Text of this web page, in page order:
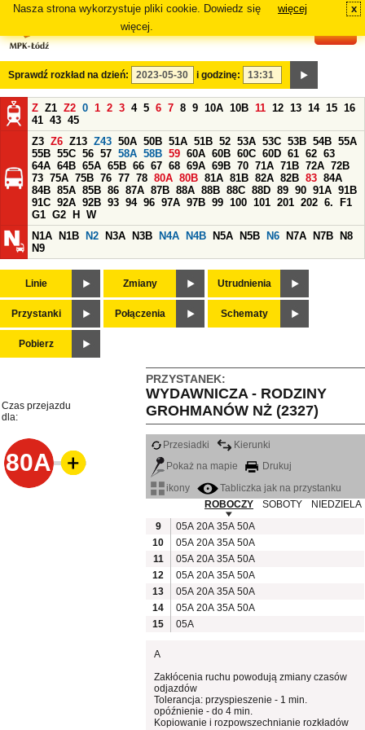
Nasza strona wykorzystuje pliki cookie. Dowiedz się
więcej.
więcej x
Sprawdź rozkład na dzień: i godzinę:
Z Z1 Z2 0 1 2 3 4 5 6 7 8 9 10A 10B 11 12 13 14 15 16
41 43 45
Z3 Z6 Z13 Z43 50A 50B 51A 51B 52 53A 53C 53B 54B 55A
55B 55C 56 57 58A 58B 59 60A 60B 60C 60D 61 62 63
64A 64B 65A 65B 66 67 68 69A 69B 70 71A 71B 72A 72B
73 75A 75B 76 77 78 80A 80B 81A 81B 82A 82B 83 84A
84B 85A 85B 86 87A 87B 88A 88B 88C 88D 89 90 91A 91B
91C 92A 92B 93 94 96 97A 97B 99 100 101 201 202 6.
F1
G1 G2 H
W
N1A
N1B N2 N3A N3B N4A N4B N5A N5B N6 N7A N7B
N8
N9
Linie Zmiany Utrudnienia
Przystanki Połączenia Schematy
Pobierz
PRZYSTANEK:
WYDAWNICZA - RODZINY
GROHMANÓW NŻ (2327)
Czas przejazdu
dla:
80A
Przesiadki
Kierunki
Pokaż na mapie
Drukuj
ikony
Tabliczka jak na przystanku
ROBOCZY
SOBOTY
NIEDZIELA
9
05A 20A 35A 50A
10
05A 20A 35A 50A
11
05A 20A 35A 50A
12
05A 20A 35A 50A
13
05A 20A 35A 50A
14
05A 20A 35A 50A
15
05A
A
Zakłócenia ruchu powodują zmiany czasów
odjazdów
Tolerancja: przyspieszenie - 1 min.
opóźnienie - do 4 min.
Kopiowanie i rozpowszechnianie rozkładów